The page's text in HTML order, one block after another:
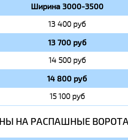
Ширина 3000-3500
13 400 руб
13 700 руб
14 500 руб
14 800 руб
15 100 руб
НА РАСПАШНЫЕ